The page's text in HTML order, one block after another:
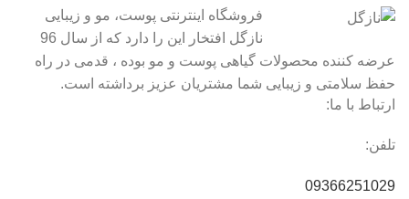
فروشگاه اینترنتی پوست، مو و زیبایی
نازگل افتخار این را دارد که از سال 96
عرضه کننده محصولات گیاهی پوست و مو بوده ، قدمی در راه
حفظ سلامتی و زیبایی شما مشتریان عزیز برداشته است.
ارتباط با ما:
تلفن:
09366251029